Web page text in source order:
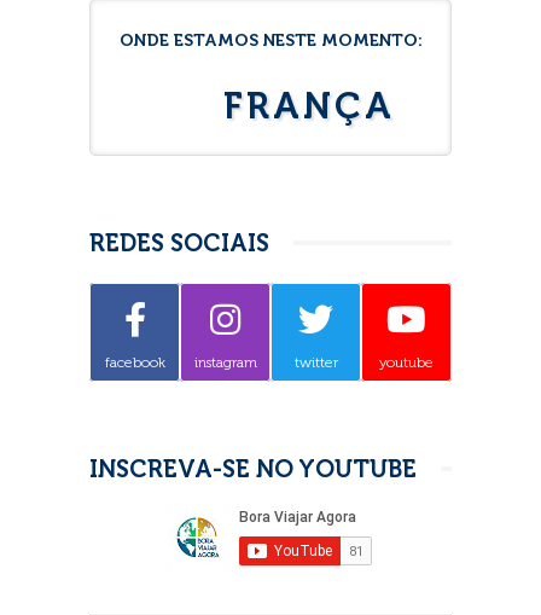
ONDE ESTAMOS NESTE MOMENTO:
FRANÇA
REDES SOCIAIS
facebook instagram twitter youtube
INSCREVA-SE NO YOUTUBE